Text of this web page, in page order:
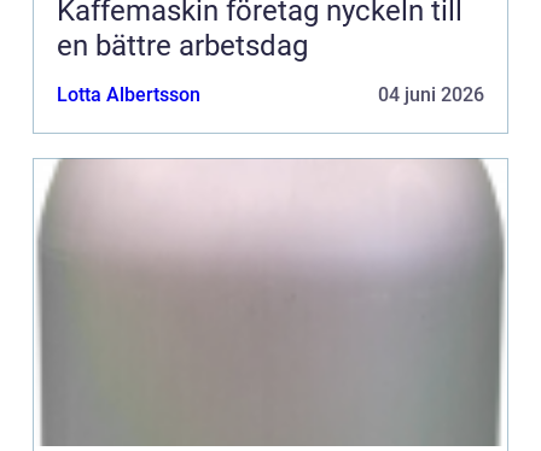
Kaffemaskin företag nyckeln till
en bättre arbetsdag
Lotta Albertsson 04 juni 2026